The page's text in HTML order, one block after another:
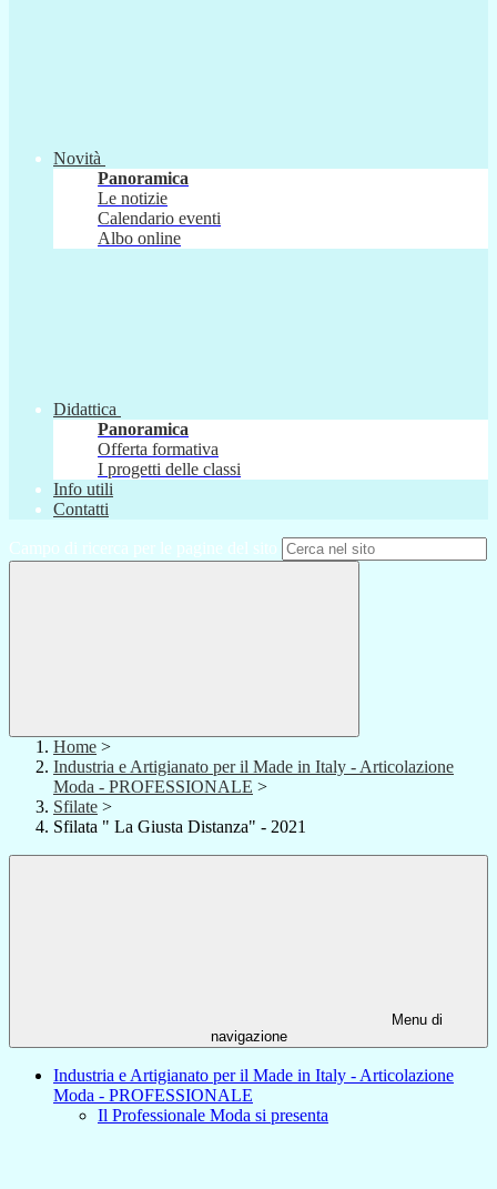
Novità
Panoramica
Le notizie
Calendario eventi
Albo online
Didattica
Panoramica
Offerta formativa
I progetti delle classi
Info utili
Contatti
Campo di ricerca per le pagine del sito
Home >
Industria e Artigianato per il Made in Italy - Articolazione
Moda - PROFESSIONALE >
Sfilate >
Sfilata " La Giusta Distanza" - 2021
Menu di
navigazione
Industria e Artigianato per il Made in Italy - Articolazione
Moda - PROFESSIONALE
Il Professionale Moda si presenta